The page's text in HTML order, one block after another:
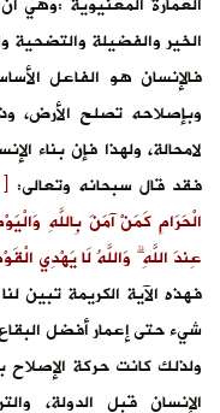
تبني الأرض
الكرة الأرضية
العمارة وارشدها
وَعِمَارَةَ الْمَسْجِدِ
اللَّهِ ۚ لَا يَسْتَوُونَ
إيمانه لا يعدله
عبده تستهدف
الإنسان أول